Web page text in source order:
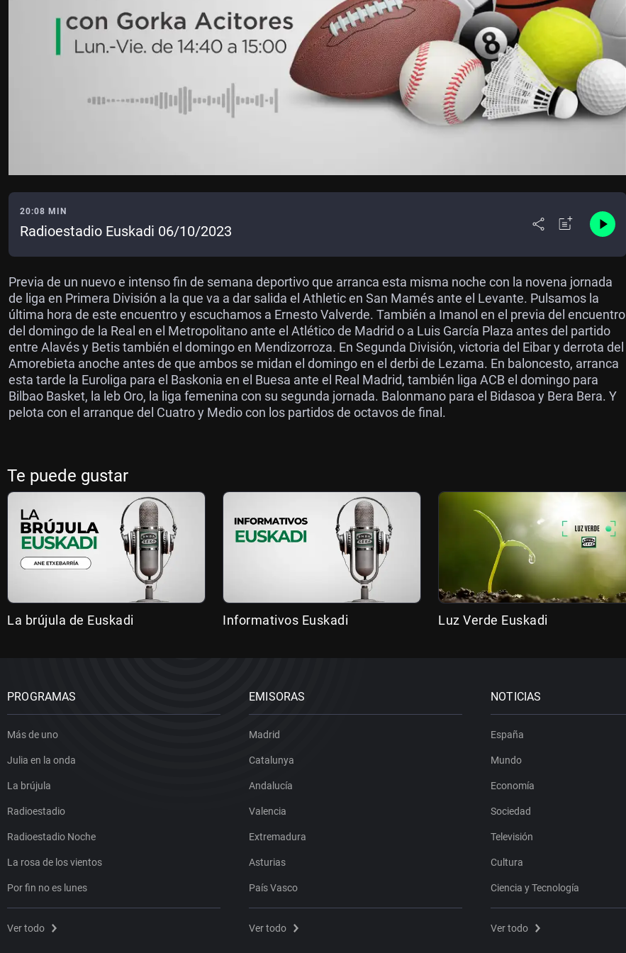
20:08 MIN
Radioestadio Euskadi 06/10/2023
Previa de un nuevo e intenso fin de semana deportivo que arranca esta misma noche con la novena jornada
de liga en Primera División a la que va a dar salida el Athletic en San Mamés ante el Levante. Pulsamos la
última hora de este encuentro y escuchamos a Ernesto Valverde. También a Imanol en el previa del encuentro
del domingo de la Real en el Metropolitano ante el Atlético de Madrid o a Luis García Plaza antes del partido
entre Alavés y Betis también el domingo en Mendizorroza. En Segunda División, victoria del Eibar y derrota del
Amorebieta anoche antes de que ambos se midan el domingo en el derbi de Lezama. En baloncesto, arranca
esta tarde la Euroliga para el Baskonia en el Buesa ante el Real Madrid, también liga ACB el domingo para
Bilbao Basket, la leb Oro, la liga femenina con su segunda jornada. Balonmano para el Bidasoa y Bera Bera. Y
pelota con el arranque del Cuatro y Medio con los partidos de octavos de final.
Te puede gustar
La brújula de Euskadi Informativos Euskadi Luz Verde Euskadi
PROGRAMAS
Más de uno
Julia en la onda
La brújula
Radioestadio
Radioestadio Noche
La rosa de los vientos
Por fin no es lunes
Ver todo
EMISORAS
Madrid
Catalunya
Andalucía
Valencia
Extremadura
Asturias
País Vasco
Ver todo
NOTICIAS
España
Mundo
Economía
Sociedad
Televisión
Cultura
Ciencia y Tecnología
Ver todo